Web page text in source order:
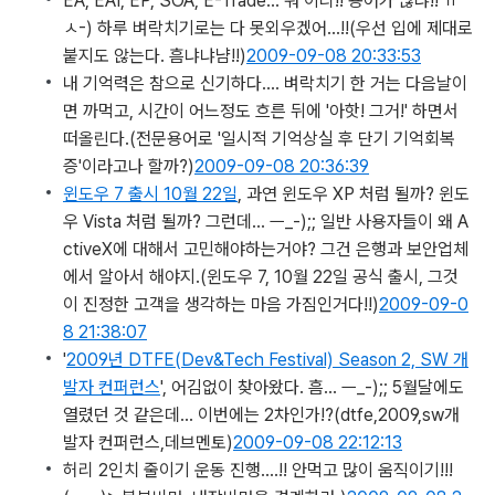
ㅅ-) 하루 벼락치기로는 다 못외우겠어…!!(우선 입에 제대로
붙지도 않는다. 흠냐냐냠!!)2009-09-08 20:33:53
내 기억력은 참으로 신기하다…. 벼락치기 한 거는 다음날이
면 까먹고, 시간이 어느정도 흐른 뒤에 '아핫! 그거!' 하면서
떠올린다.(전문용어로 '일시적 기억상실 후 단기 기억회복
증'이라고나 할까?)2009-09-08 20:36:39
윈도우 7 출시 10월 22일, 과연 윈도우 XP 처럼 될까? 윈도
우 Vista 처럼 될까? 그런데… ㅡ_-);; 일반 사용자들이 왜 A
ctiveX에 대해서 고민해야하는거야? 그건 은행과 보안업체
에서 알아서 해야지.(윈도우 7, 10월 22일 공식 출시, 그것
이 진정한 고객을 생각하는 마음 가짐인거다!!)2009-09-0
8 21:38:07
'2009년 DTFE(Dev&Tech Festival) Season 2, SW 개
발자 컨퍼런스', 어김없이 찾아왔다. 흠… ㅡ_-);; 5월달에도
열렸던 것 같은데… 이번에는 2차인가!?(dtfe,2009,sw개
발자 컨퍼런스,데브멘토)2009-09-08 22:12:13
허리 2인치 줄이기 운동 진행….!! 안먹고 많이 움직이기!!!